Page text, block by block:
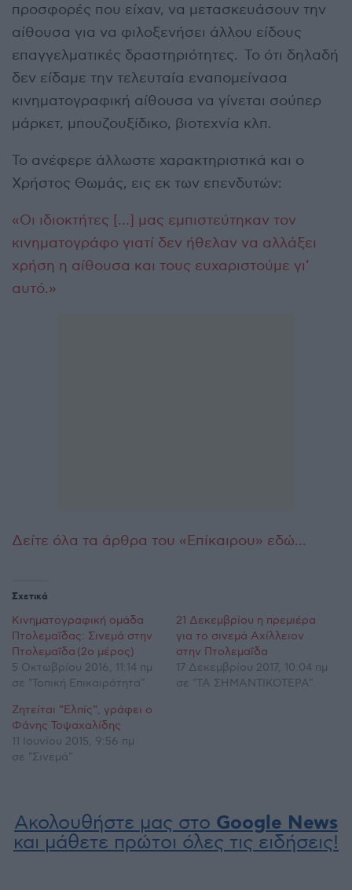
προσφορές που είχαν, να μετασκευάσουν την
αίθουσα για να φιλοξενήσει άλλου είδους
επαγγελματικές δραστηριότητες. Το ότι δηλαδή
δεν είδαμε την τελευταία εναπομείνασα
κινηματογραφική αίθουσα να γίνεται σούπερ
μάρκετ, μπουζουξίδικο, βιοτεχνία κλπ.
Το ανέφερε άλλωστε χαρακτηριστικά και ο
Χρήστος Θωμάς, εις εκ των επενδυτών:
«Οι ιδιοκτήτες […] μας εμπιστεύτηκαν τον
κινηματογράφο γιατί δεν ήθελαν να αλλάξει
χρήση η αίθουσα και τους ευχαριστούμε γι’
αυτό.»
Δείτε όλα τα άρθρα του «Επίκαιρου» εδώ…
Σχετικά
Κινηματογραφική ομάδα
Πτολεμαΐδας: Σινεμά στην
Πτολεμαΐδα (2ο μέρος)
5 Οκτωβρίου 2016, 11:14 πμ
σε "Τοπική Επικαιρότητα"
21 Δεκεμβρίου η πρεμιέρα
για το σινεμά Αχίλλειον
στην Πτολεμαΐδα
17 Δεκεμβρίου 2017, 10:04 πμ
σε "ΤΑ ΣΗΜΑΝΤΙΚΟΤΕΡΑ"
Ζητείται ”Ελπίς”, γράφει ο
Φάνης Τοψαχαλίδης
11 Ιουνίου 2015, 9:56 πμ
σε "Σινεμά"
Ακολουθήστε μας στο Google News
και μάθετε πρώτοι όλες τις ειδήσεις!